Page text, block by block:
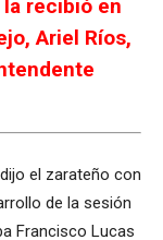
recibió en
Ariel Ríos,
el zarateño con
de la sesión
Francisco Lucas